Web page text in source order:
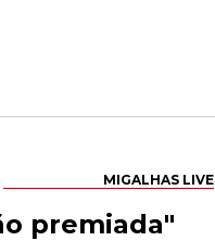
MIGALHAS LIVE
premiada"